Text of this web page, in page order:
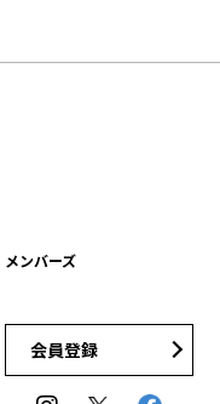
メンバーズ
会員登録